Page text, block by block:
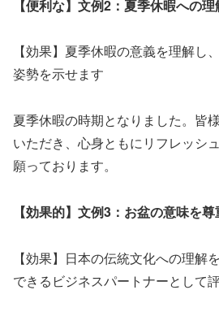
【便利な】文例2：夏季休暇への
【効果】夏季休暇の意義を理解し
姿勢を示せます
夏季休暇の時期となりました。皆
いただき、心身ともにリフレッシ
願っております。
【効果的】文例3：お盆の意味を
【効果】日本の伝統文化への理解
できるビジネスパートナーとして